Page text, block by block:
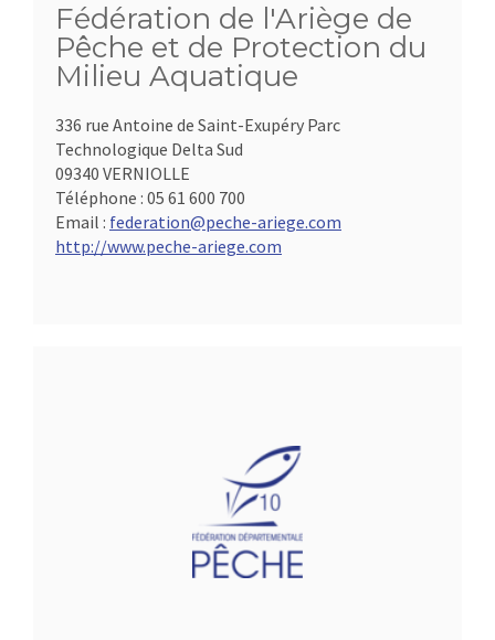
Fédération de l'Ariège de
Pêche et de Protection du
Milieu Aquatique
336 rue Antoine de Saint-Exupéry Parc
Technologique Delta Sud
09340 VERNIOLLE
Téléphone : 05 61 600 700
Email : federation@peche-ariege.com
http://www.peche-ariege.com